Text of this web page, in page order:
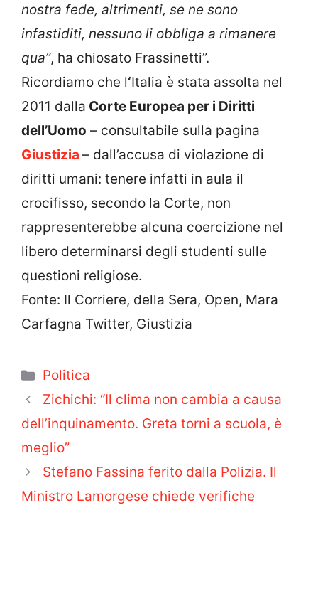
nostra fede, altrimenti, se ne sono
infastiditi, nessuno li obbliga a rimanere
qua”, ha chiosato Frassinetti”.
Ricordiamo che l‘Italia è stata assolta nel
2011 dalla Corte Europea per i Diritti
dell’Uomo – consultabile sulla pagina
Giustizia – dall’accusa di violazione di
diritti umani: tenere infatti in aula il
crocifisso, secondo la Corte, non
rappresenterebbe alcuna coercizione nel
libero determinarsi degli studenti sulle
questioni religiose.
Fonte: Il Corriere, della Sera, Open, Mara
Carfagna Twitter, Giustizia
Categorie
Politica
Zichichi: “Il clima non cambia a causa
dell’inquinamento. Greta torni a scuola, è
meglio”
Stefano Fassina ferito dalla Polizia. Il
Ministro Lamorgese chiede verifiche